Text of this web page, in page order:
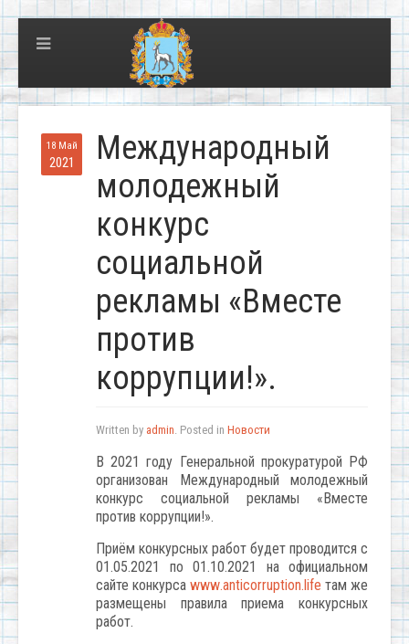
18 Май
2021
Международный
молодежный
конкурс
социальной
рекламы «Вместе
против
коррупции!».
Written by admin. Posted in Новости
В 2021 году Генеральной прокуратурой РФ
организован Международный молодежный
конкурс социальной рекламы «Вместе
против коррупции!».
Приём конкурсных работ будет проводится с
01.05.2021 по 01.10.2021 на официальном
сайте конкурса www.anticorruption. life там же
размещены правила приема конкурсных
работ.